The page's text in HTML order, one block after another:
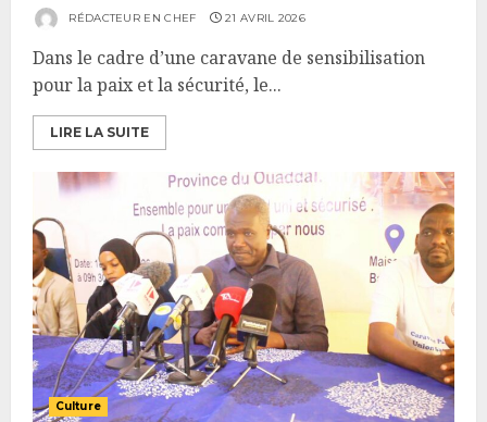
RÉDACTEUR EN CHEF 21 AVRIL 2026
Dans le cadre d’une caravane de sensibilisation
pour la paix et la sécurité, le...
LIRE LA SUITE
Culture